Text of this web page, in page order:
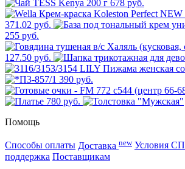
678 руб.
371.02 руб.
255 руб.
127.50 руб.
390 руб.
780 руб.
Помощь
Способы оплаты Доставка new Условия СП
поддержка Поставщикам